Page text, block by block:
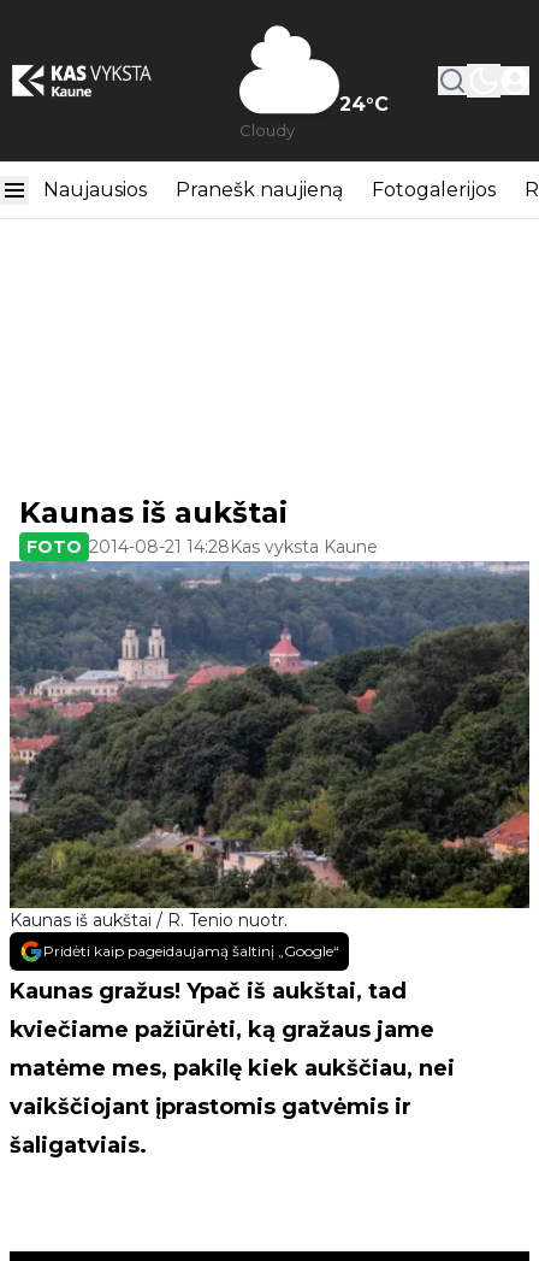
24°C
Cloudy
Naujausios Pranešk naujieną Fotogalerijos
Kaunas iš aukštai / R. Tenio nuotr.
Kaunas iš aukštai
FOTO 2014-08-21 14:28Kas vyksta Kaune
Pridėti kaip pageidaujamą šaltinį „Google“
Kaunas gražus! Ypač iš aukštai, tad
kviečiame pažiūrėti, ką gražaus jame
matėme mes, pakilę kiek aukščiau, nei
vaikščiojant įprastomis gatvėmis ir
šaligatviais.